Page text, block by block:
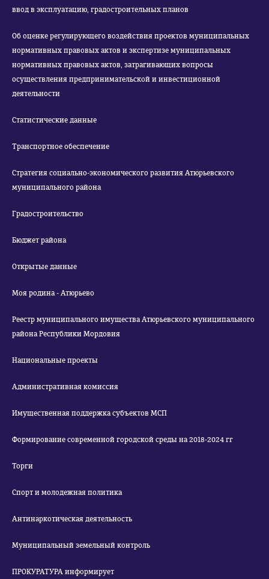
ввод в эксплуатацию, градостроительных планов
Об оценке регулирующего воздействия проектов муниципальных
нормативных правовых актов и экспертизе муниципальных
нормативных правовых актов, затрагивающих вопросы
осуществления предпринимательской и инвестиционной
деятельности
Статистические данные
Транспортное обеспечение
Стратегия социально-экономического развития Атюрьевского
муниципального района
Градостроительство
Бюджет района
Открытые данные
Моя родина - Атюрьево
Реестр муниципального имущества Атюрьевского муниципального
района Республики Мордовия
Национальные проекты
Административная комиссия
Имущественная поддержка субъектов МСП
Формирование современной городской среды на 2018-2024 гг
Торги
Спорт и молодежная политика
Антинаркотическая деятельность
Муниципальный земельный контроль
ПРОКУРАТУРА информирует